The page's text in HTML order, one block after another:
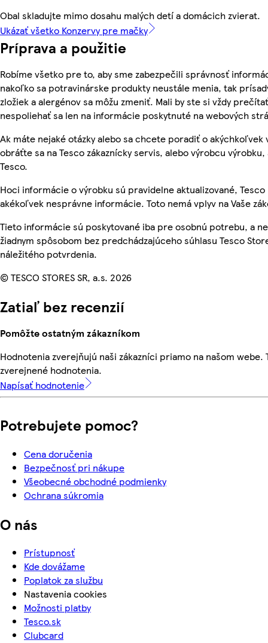
Obal skladujte mimo dosahu malých detí a domácich zvierat.
Ukázať všetko Konzervy pre mačky
Príprava a použitie
Robíme všetko pre to, aby sme zabezpečili správnosť
nakoľko sa potravinárske produkty neustále menia, tak
zložiek a alergénov sa môžu zmeniť. Mali by ste si vždy
nespoliehať sa len na informácie poskytnuté na webových
Ak máte nejaké otázky alebo sa chcete poradiť o akýchkoľvek
obráťte sa na Tesco zákaznícky servis, alebo výrobcu
Tesco.
Hoci informácie o výrobku sú pravidelne aktualizované,
akékoľvek nesprávne informácie. Toto nemá vplyv na Vaše
Tieto informácie sú poskytované iba pre osobnú potrebu, a
žiadnym spôsobom bez predchádzajúceho súhlasu Tesco
náležitého potvrdenia.
© TESCO STORES SR, a.s. 2026
Zatiaľ bez recenzií
Pomôžte ostatným zákazníkom
Hodnotenia zverejňujú naši zákazníci priamo na našom webe.
zverejnené hodnotenia.
Napísať hodnotenie
Potrebujete pomoc?
Cena doručenia
Bezpečnosť pri nákupe
Všeobecné obchodné podmienky
Ochrana súkromia
O nás
Prístupnosť
Kde dovážame
Poplatok za službu
Nastavenia cookies
Možnosti platby
Tesco.sk
Clubcard